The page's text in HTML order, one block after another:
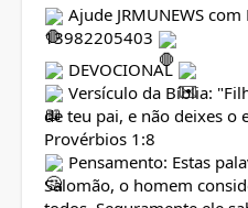
Ajude JRMUNEWS
13982205403
DEVOCIONAL
Versículo da Bíblia:
de teu pai, e não deixes o
Provérbios 1:8
Pensamento: Estas
Salomão, o homem